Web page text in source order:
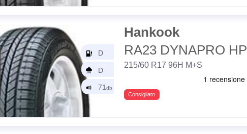
Hankook
RA23 DYNAPRO HP
215/60 R17 96H M+S
Consigliato